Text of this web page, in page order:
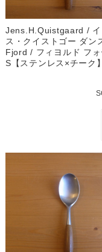
Jens.H.Quistgaard / イ
ス・クイストゴー ダン
Fjord / フィヨルド フォ
S【ステンレス×チーク】